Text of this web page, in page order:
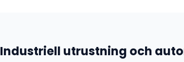
Industriell utrustning och